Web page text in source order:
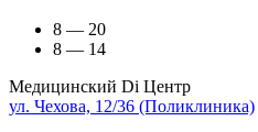
8 — 20
8 — 14
Медицинский Di Центр
ул. Чехова, 12/36 (Поликлиника)